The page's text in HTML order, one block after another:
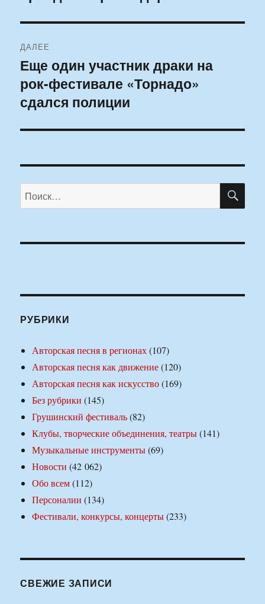
ДАЛЕЕ
Следующая
запись:
Еще один участник драки на
рок-фестивале «Торнадо»
сдался полиции
Искать:
РУБРИКИ
Авторская песня в регионах(107)
Авторская песня как движение(120)
Авторская песня как искусство(169)
Без рубрики (145)
Грушинский фестиваль(82)
Клубы, творческие объединения, театры(141)
Музыкальные инструменты(69)
Новости (42 062)
Обо всем(112)
Персоналии (134)
Фестивали, конкурсы, концерты(233)
СВЕЖИЕ ЗАПИСИ